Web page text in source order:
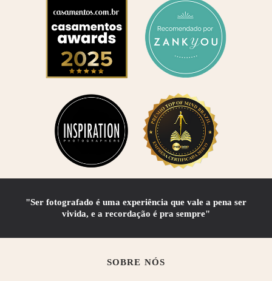
"Ser fotografado é uma experiência que vale a pena ser
vivida, e a recordação é pra sempre"
SOBRE NÓS